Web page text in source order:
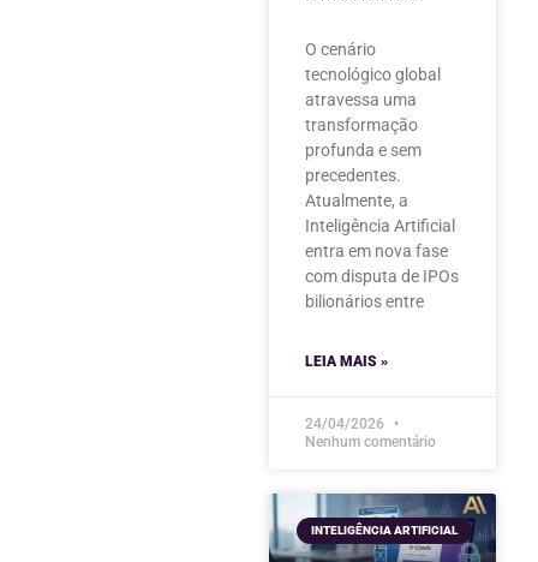
O cenário
tecnológico global
atravessa uma
transformação
profunda e sem
precedentes.
Atualmente, a
Inteligência Artificial
entra em nova fase
com disputa de IPOs
bilionários entre
LEIA MAIS »
24/04/2026
Nenhum comentário
INTELIGÊNCIA ARTIFICIAL